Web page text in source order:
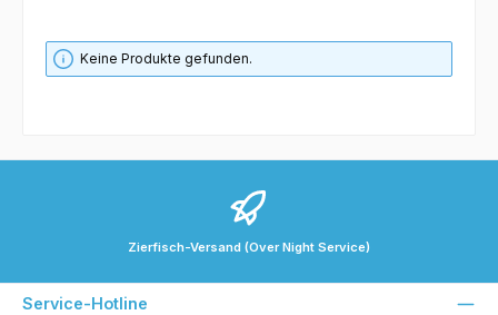
Keine Produkte gefunden.
Zierfisch-Versand (Over Night Service)
Service-Hotline